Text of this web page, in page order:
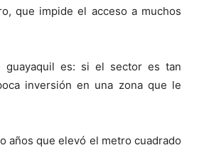
que impide el acceso a muchos
guayaquil es: si el sector es tan
inversión en una zona que le
años que elevó el metro cuadrado